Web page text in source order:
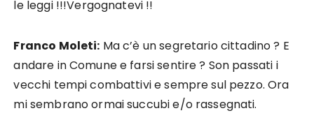
le leggi !!!Vergognatevi !!
Franco Moleti: Ma c’è un segretario cittadino ? E
andare in Comune e farsi sentire ? Son passati i
vecchi tempi combattivi e sempre sul pezzo. Ora
mi sembrano ormai succubi e/o rassegnati.